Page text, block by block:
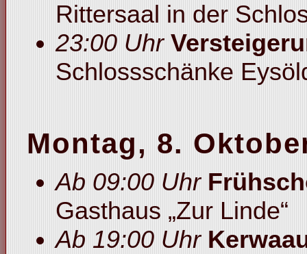
Rittersaal in der
23:00 Uhr
Schlossschänke
Montag, 8.
Ab 09:00 Uhr
Gasthaus „Zur Linde“
Ab 19:00 Uhr